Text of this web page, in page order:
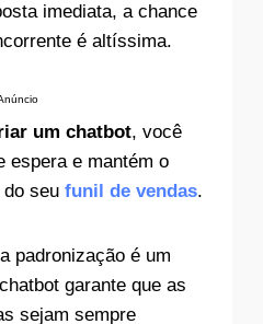
imediata, a chance
é altíssima.
um chatbot, você
espera e mantém o
do seu funil de vendas.
padronização é um
garante que as
sejam sempre